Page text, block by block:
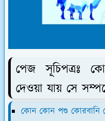
পেজ সূচিপত্রঃ
দেওয়া যায় সে
কোন কোন পশু কোরবানি